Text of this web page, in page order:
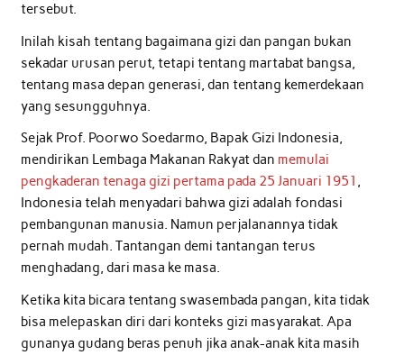
tersebut.
Inilah kisah tentang bagaimana gizi dan pangan bukan
sekadar urusan perut, tetapi tentang martabat bangsa,
tentang masa depan generasi, dan tentang kemerdekaan
yang sesungguhnya.
Sejak Prof. Poorwo Soedarmo, Bapak Gizi Indonesia,
mendirikan Lembaga Makanan Rakyat dan memulai
pengkaderan tenaga gizi pertama pada 25 Januari 1951 ,
Indonesia telah menyadari bahwa gizi adalah fondasi
pembangunan manusia. Namun perjalanannya tidak
pernah mudah. Tantangan demi tantangan terus
menghadang, dari masa ke masa.
Ketika kita bicara tentang swasembada pangan, kita tidak
bisa melepaskan diri dari konteks gizi masyarakat. Apa
gunanya gudang beras penuh jika anak-anak kita masih